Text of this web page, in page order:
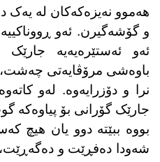
هەموو نەیزەکەکان لە یەک
و گۆشەگیرن. ئەو
ئەو ئەستێرەیەیە
باوەشی مرۆڤایەتی چەشت،
نرا و دۆزرایەوە. لەو
جارێک گۆرانی بۆ پیاوەکە
بووە ببێتە دوو یان هیچ
شەودا دەفڕێت و